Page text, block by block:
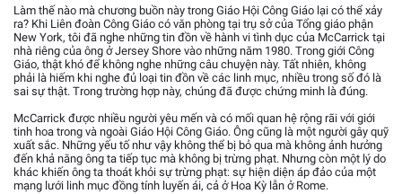
Làm thế nào mà chương buồn này trong Giáo Hội Công Giáo lại có thể xảy
ra? Khi Liên đoàn Công Giáo có văn phòng tại trụ sở của Tổng giáo phận
New York, tôi đã nghe những tin đồn về hành vi tình dục của McCarrick tại
nhà riêng của ông ở Jersey Shore vào những năm 1980. Trong giới Công
Giáo, thật khó để không nghe những câu chuyện này. Tất nhiên, không
phải là hiếm khi nghe đủ loại tin đồn về các linh mục, nhiều trong số đó là
sai sự thật. Trong trường hợp này, chúng đã được chứng minh là đúng.
McCarrick được nhiều người yêu mến và có mối quan hệ rộng rãi với giới
tinh hoa trong và ngoài Giáo Hội Công Giáo. Ông cũng là một người gây quỹ
xuất sắc. Những yếu tố như vậy không thể bị bỏ qua mà không ảnh hưởng
đến khả năng ông ta tiếp tục mà không bị trừng phạt. Nhưng còn một lý do
khác khiến ông ta thoát khỏi sự trừng phạt: sự hiện diện áp đảo của một
mạng lưới linh mục đồng tính luyến ái, cả ở Hoa Kỳ lẫn ở Rome.